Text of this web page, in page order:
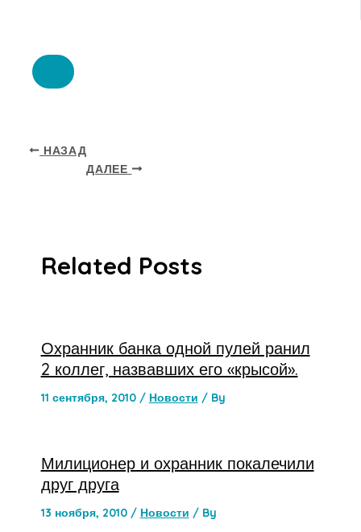
НАЗАД
ДАЛЕЕ
Related Posts
Охранник банка одной пулей ранил
2 коллег, назвавших его «крысой».
11 сентября, 2010 / Новости / By
Милиционер и охранник покалечили
друг друга
13 ноября, 2010 / Новости / By